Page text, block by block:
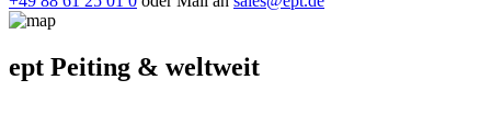
ept Peiting & weltweit